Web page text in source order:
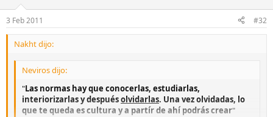
3 Feb 2011 #32
Nakht dijo:
Neviros dijo:
"Las normas hay que conocerlas, estudiarlas,
interiorizarlas y despuésolvidarlas. Una vez olvidadas, lo
que te queda es cultura y a partír de ahí podrás crear"